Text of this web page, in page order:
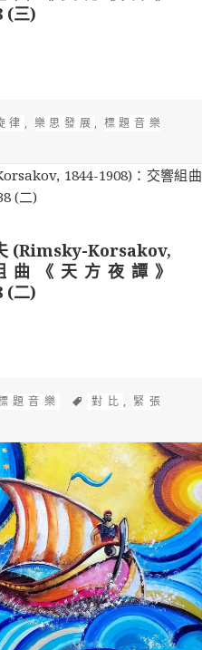
(三)
(Rimsky-Korsakov, 1844-
律 , 樂思發展 , 標題音樂
Korsakov, 1844-1908)：交響
Korsakov,
曲《天方夜譚》
(二)
(Rimsky-Korsakov, 1844-
題音樂
標
對比 , 緊張
Korsakov, 1844-1908)：交響